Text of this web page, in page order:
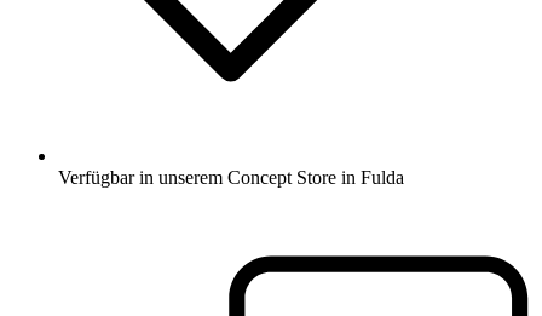
Verfügbar in unserem Concept Store in Fulda